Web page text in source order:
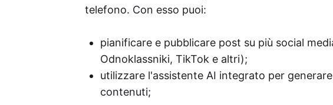
telefono. Con esso puoi:
pianificare e pubblicare post su più social
Odnoklassniki, TikTok e altri);
utilizzare l'assistente AI integrato per
contenuti;